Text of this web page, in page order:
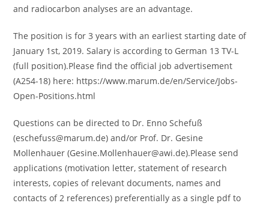
and radiocarbon analyses are an advantage.
The position is for 3 years with an earliest starting date of
January 1st, 2019. Salary is according to German 13 TV-L
(full position).Please find the official job advertisement
(A254-18) here: https://www.marum.de/en/Service/Jobs-
Open-Positions.html
Questions can be directed to Dr. Enno Schefuß
(eschefuss@marum.de) and/or Prof. Dr. Gesine
Mollenhauer (Gesine.Mollenhauer@awi.de).Please send
applications (motivation letter, statement of research
interests, copies of relevant documents, names and
contacts of 2 references) preferentially as a single pdf to